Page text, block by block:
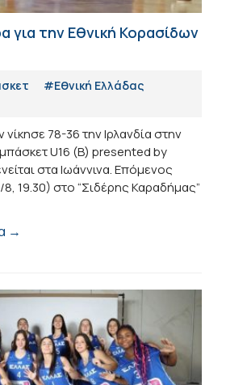
για την Εθνική Κορασίδων
#Εθνική Ελλάδας
78-36 την Ιρλανδία στην
U16 (Β) presented by
στα Ιωάννινα. Επόμενος
19.30) στο “Σιδέρης Καραδήμας”
→